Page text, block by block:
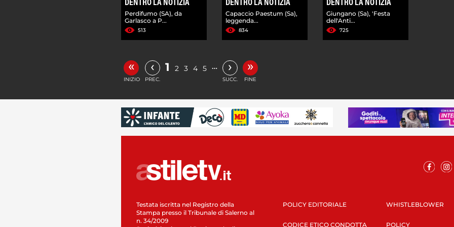
DENTRO LA NOTIZIA
Perdifumo (SA), da
Garlasco a P...
513
DENTRO LA NOTIZIA
Capaccio Paestum (Sa),
leggenda...
834
DENTRO LA NOTIZIA
Giungano (Sa), 'Festa
dell'Anti...
725
«
INIZIO
‹
PREC.
1 2 3 4 5 … ›
SUCC.
»
FINE
Testata iscritta nel Registro della
Stampa presso il Tribunale di Salerno al
n. 34/2009
POLICY EDITORIALE
CODICE ETICO CONDOTTA
WHISTLEBLOWER
POLICY